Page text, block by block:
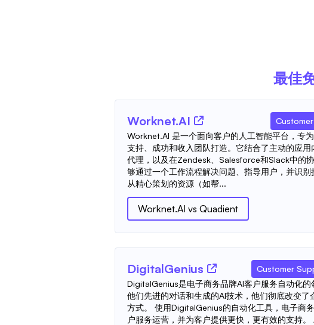
最佳
Worknet.AI
Worknet.AI 是一个面向客户的人工智能平台，专
支持、成功和收入团队打造。它结合了主动的应用
代理，以及在Zendesk、Salesforce和Slack中的
够通过一个工作流程解决问题、指导用户，并识别
从精心策划的资源（如帮...
Worknet.AI vs Quadient
DigitalGenius Customer
DigitalGenius是电子商务品牌AI客户服务自动化的
他们先进的对话和生成的AI技术，他们彻底改变了
方式。 使用DigitalGenius的自动化工具，电子商
户服务运营，并为客户提供更快，更有效的支持。